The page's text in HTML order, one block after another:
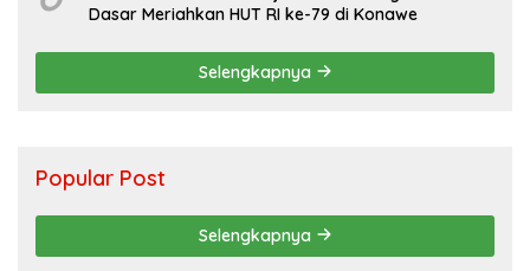
Dasar Meriahkan HUT RI ke-79 di Konawe
Selengkapnya
Popular Post
Selengkapnya